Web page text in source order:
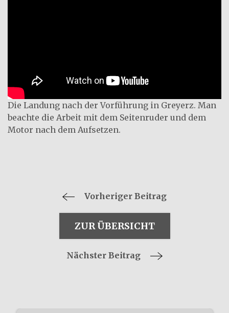
Die Landung nach der Vorführung in Greyerz. Man
beachte die Arbeit mit dem Seitenruder und dem
Motor nach dem Aufsetzen.
Vorheriger Beitrag
ZUR ÜBERSICHT
Nächster Beitrag